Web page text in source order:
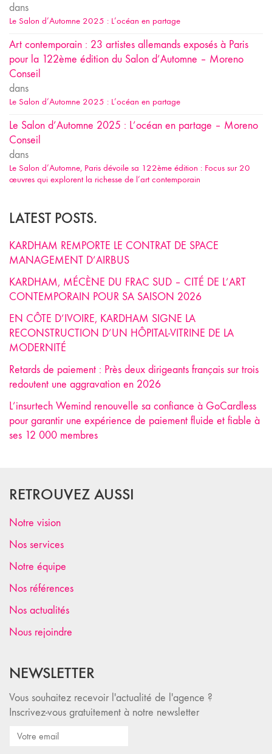
dans
Le Salon d’Automne 2025 : L’océan en partage
Art contemporain : 23 artistes allemands exposés à Paris
pour la 122ème édition du Salon d’Automne – Moreno
Conseil
dans
Le Salon d’Automne 2025 : L’océan en partage
Le Salon d’Automne 2025 : L’océan en partage – Moreno
Conseil
dans
Le Salon d’Automne, Paris dévoile sa 122ème édition : Focus sur 20
œuvres qui explorent la richesse de l’art contemporain
LATEST POSTS.
KARDHAM REMPORTE LE CONTRAT DE SPACE
MANAGEMENT D’AIRBUS
KARDHAM, MÉCÈNE DU FRAC SUD – CITÉ DE L’ART
CONTEMPORAIN POUR SA SAISON 2026
EN CÔTE D’IVOIRE, KARDHAM SIGNE LA
RECONSTRUCTION D’UN HÔPITAL-VITRINE DE LA
MODERNITÉ
Retards de paiement : Près deux dirigeants français sur trois
redoutent une aggravation en 2026
L’insurtech Wemind renouvelle sa confiance à GoCardless
pour garantir une expérience de paiement fluide et fiable à
ses 12 000 membres
RETROUVEZ AUSSI
Notre vision
Nos services
Notre équipe
Nos références
Nos actualités
Nous rejoindre
NEWSLETTER
Vous souhaitez recevoir l'actualité de l'agence ?
Inscrivez-vous gratuitement à notre newsletter